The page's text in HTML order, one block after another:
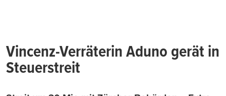
Vincenz-Verräterin Aduno gerät in
Steuerstreit